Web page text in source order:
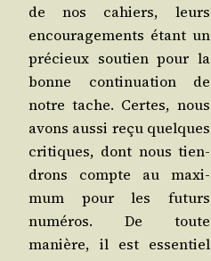
de nos cahiers, leurs
encou­ra­ge­ments étant un
pré­cieux sou­tien pour la
bonne conti­nua­tion de
notre tache. Certes, nous
avons aus­si reçu quelques
cri­tiques, dont nous tien­
drons compte au maxi­
mum pour les futurs
numé­ros. De toute
manière, il est essen­tiel